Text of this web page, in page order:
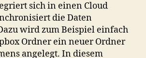
sich in einen Cloud
die Daten
wird zum Beispiel einfach
Ordner ein neuer Ordner
angelegt. In diesem